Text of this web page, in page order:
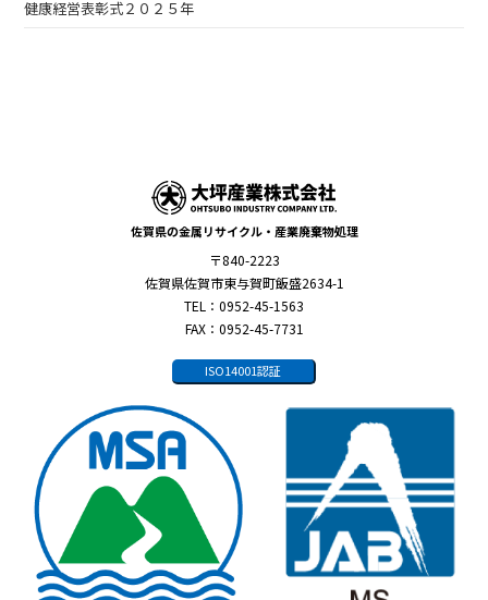
健康経営表彰式２０２５年
佐賀県の金属リサイクル・産業廃棄物処理
〒840-2223
佐賀県佐賀市東与賀町飯盛2634-1
TEL：0952-45-1563
FAX：0952-45-7731
ISO14001認証